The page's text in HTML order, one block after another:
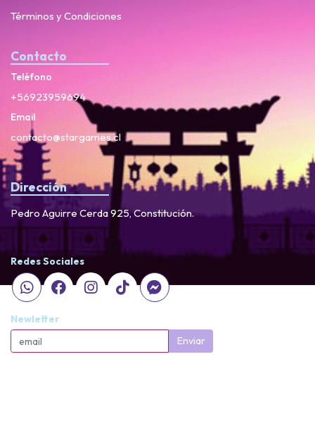
Términos y Condiciones
Contacto
Teléfono
+56923959694
Email
contacto@stargames.cl
Dirección
Pedro Aguirre Cerda 925, Constitución.
Redes Sociales
Newletter
Enviar